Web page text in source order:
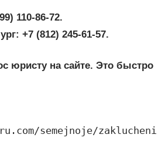
110-86-72.
+7 (812) 245-61-57.
юристу на сайте. Это быстро
semejnoje/zaklucheni